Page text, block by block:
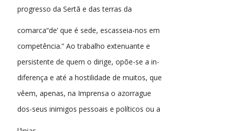
progresso da Sertã e das terras da
comarca“de’ que é sede, escasseia-nos em
competência.” Ao trabalho extenuante e
persistente de quem o dirige, opõe-se a in-
diferença e até a hostilidade de muitos, que
vêem, apenas, na Imprensa o azorrague
dos-seus inimigos pessoais e políticos ou a